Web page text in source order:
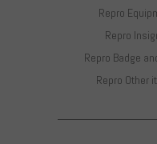
Repro
Repro
Repro Badge
Repro Other